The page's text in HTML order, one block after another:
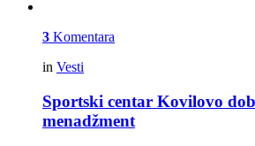
3 Komentara
in Vesti
Sportski centar Kovilovo
menadžment